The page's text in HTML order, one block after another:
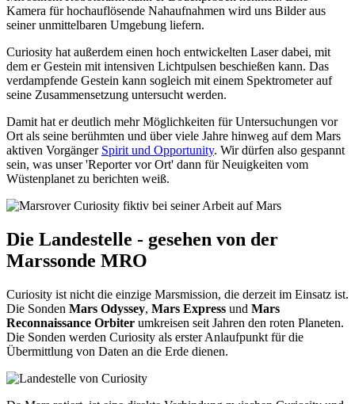
Kamera für hochauflösende Nahaufnahmen wird uns Bilder aus
seiner unmittelbaren Umgebung liefern.
Curiosity hat außerdem einen hoch entwickelten Laser dabei, mit
dem er Gestein mit intensiven Lichtpulsen beschießen kann. Das
verdampfende Gestein kann sogleich mit einem Spektrometer auf
seine Zusammensetzung untersucht werden.
Damit hat er deutlich mehr Möglichkeiten für Untersuchungen vor
Ort als seine berühmten und über viele Jahre hinweg auf dem Mars
aktiven Vorgänger Spirit und Opportunity. Wir dürfen also gespannt
sein, was unser 'Reporter vor Ort' dann für Neuigkeiten vom
Wüstenplanet zu berichten weiß.
Die Landestelle - gesehen von der
Marssonde MRO
Curiosity ist nicht die einzige Marsmission, die derzeit im Einsatz ist.
Die Sonden Mars Odyssey, Mars Express und Mars
Reconnaissance Orbiter umkreisen seit Jahren den roten Planeten.
Die Sonden werden Curiosity als erster Anlaufpunkt für die
Übermittlung von Daten an die Erde dienen.